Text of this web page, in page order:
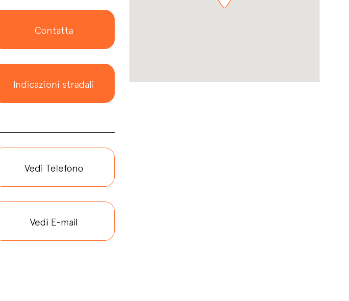
Contatta
Indicazioni stradali
Vedi Telefono
Vedi E-mail